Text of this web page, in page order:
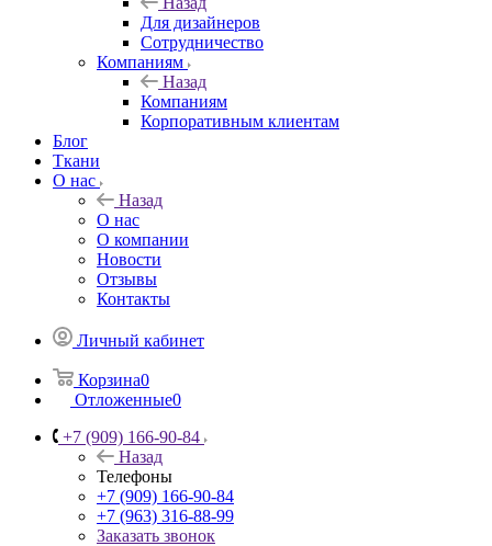
Для дизайнеров
Сотрудничество
Компаниям
Назад
Компаниям
Корпоративным клиентам
Блог
Ткани
О нас
Назад
О нас
О компании
Новости
Отзывы
Контакты
Личный кабинет
Корзина0
Отложенные0
+7 (909) 166-90-84
Назад
Телефоны
+7 (909) 166-90-84
+7 (963) 316-88-99
Заказать звонок